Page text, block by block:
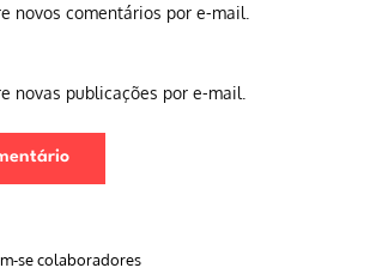
novos comentários por e-mail.
novas publicações por e-mail.
se colaboradores